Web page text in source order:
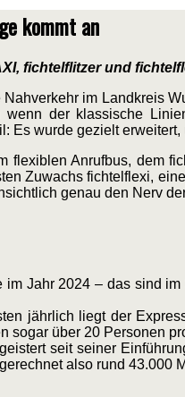
kommt an
fichtelflitzer und
Nahverkehr im Landkreis
der klassische
Es wurde gezielt
flexiblen Anrufbus, dem
Zuwachs fichtelflexi,
genau den Nerv
im Jahr 2024 – das sind
jährlich liegt der
sogar über 20 Personen
seit seiner
also rund 43.000